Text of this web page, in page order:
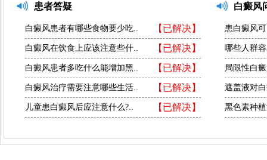
患者答疑
【已解决】
白癜风患者有哪些食物要少吃..
【已解决】
白癜风在饮食上应该注意些什..
【已解决】
白癜风患者多吃什么能增加黑..
【已解决】
白癜风治疗需要注意哪些生活..
【已解决】
儿童患白癜风后应注意什么?..
白癜风
患白癜风
哪些人群
局限性白
遮盖液对
黑色素种